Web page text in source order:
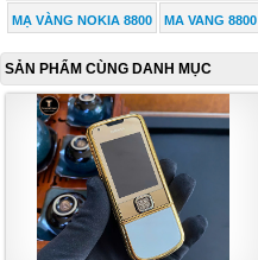
MẠ VÀNG NOKIA 8800 MA VANG 8800
SẢN PHẨM CÙNG DANH MỤC